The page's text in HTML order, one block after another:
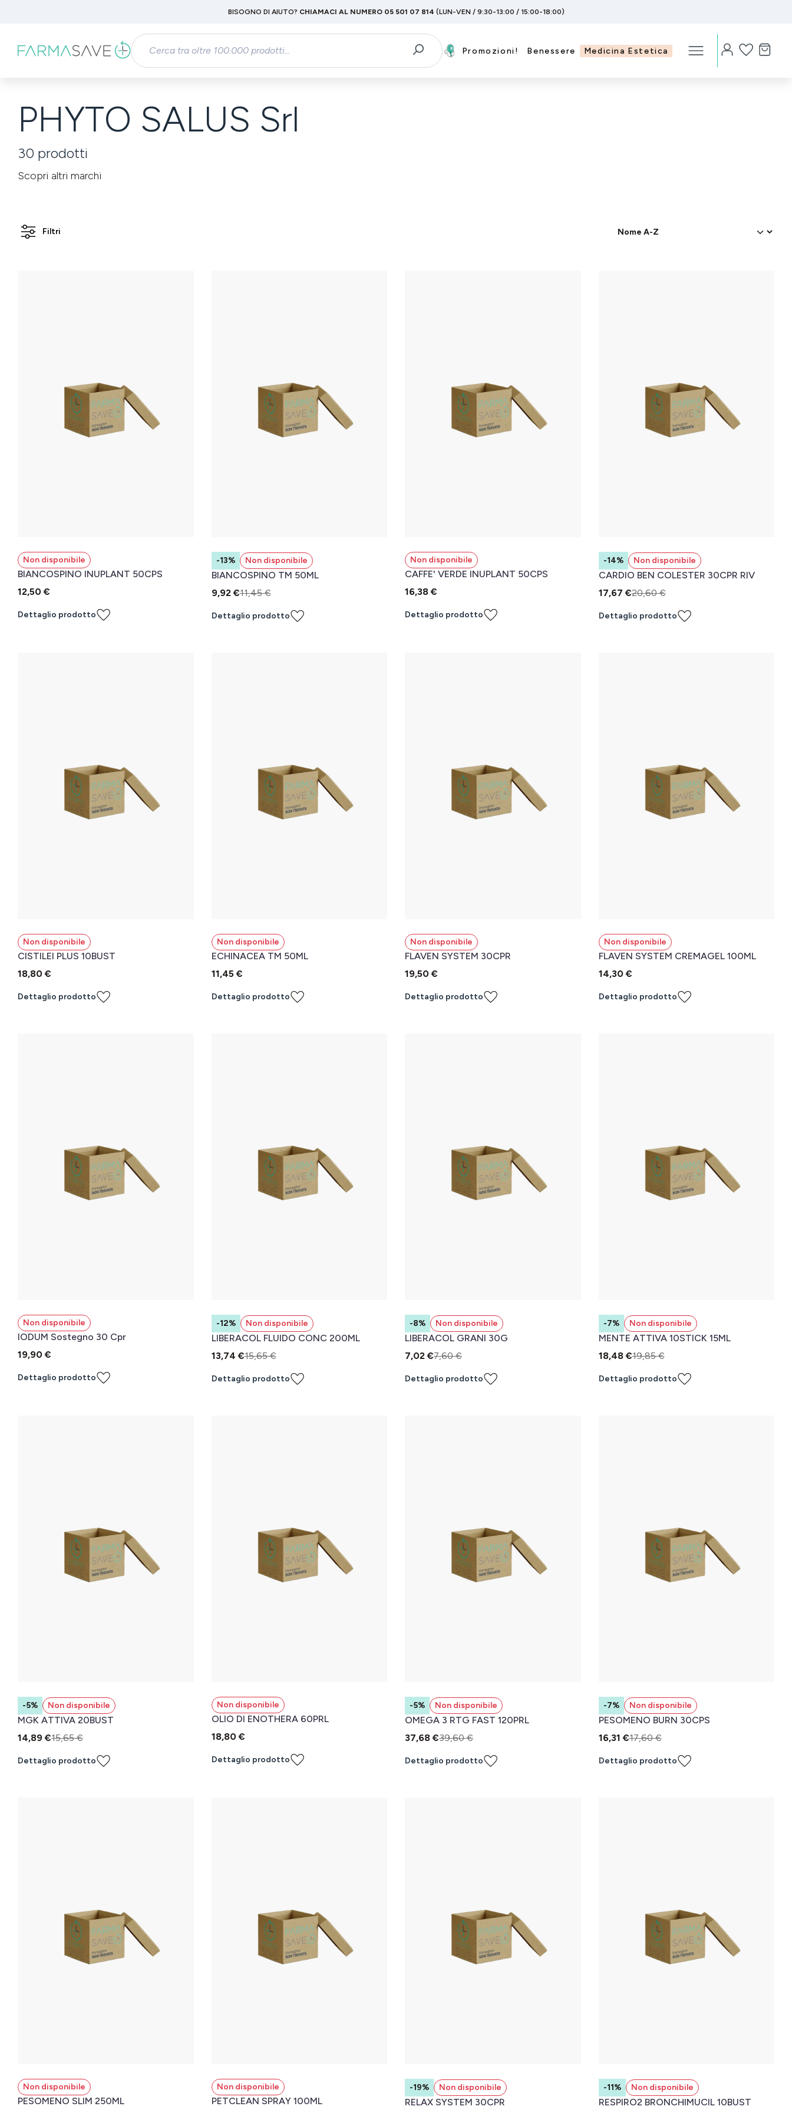
Passa alla navigazione principale
BISOGNO DI AIUTO? CHIAMACI AL NUMERO 05 501 07 814 (LUN-VEN / 9:30-13:00 / 15:00-18:00)
Promozioni! Benessere Medicina Estetica
PHYTO SALUS Srl
30 prodotti
Scopri altri marchi
Filtri
Non disponibile
BIANCOSPINO INUPLANT 50CPS
12,50 €
Dettaglio prodotto
-13% Non disponibile
BIANCOSPINO TM 50ML
9,92 €11,45 €
Dettaglio prodotto
Non disponibile
CAFFE' VERDE INUPLANT 50CPS
16,38 €
Dettaglio prodotto
-14% Non disponibile
CARDIO BEN COLESTER 30CPR RIV
17,67 €20,60 €
Dettaglio prodotto
Non disponibile
CISTILEI PLUS 10BUST
18,80 €
Dettaglio prodotto
Non disponibile
ECHINACEA TM 50ML
11,45 €
Dettaglio prodotto
Non disponibile
FLAVEN SYSTEM 30CPR
19,50 €
Dettaglio prodotto
Non disponibile
FLAVEN SYSTEM CREMAGEL 100ML
14,30 €
Dettaglio prodotto
Non disponibile
IODUM Sostegno 30 Cpr
19,90 €
Dettaglio prodotto
-12% Non disponibile
LIBERACOL FLUIDO CONC 200ML
13,74 €15,65 €
Dettaglio prodotto
-8% Non disponibile
LIBERACOL GRANI 30G
7,02 €7,60 €
Dettaglio prodotto
-7% Non disponibile
MENTE ATTIVA 10STICK 15ML
18,48 €19,85 €
Dettaglio prodotto
-5% Non disponibile
MGK ATTIVA 20BUST
14,89 €15,65 €
Dettaglio prodotto
Non disponibile
OLIO DI ENOTHERA 60PRL
18,80 €
Dettaglio prodotto
-5% Non disponibile
OMEGA 3 RTG FAST 120PRL
37,68 €39,60 €
Dettaglio prodotto
-7% Non disponibile
PESOMENO BURN 30CPS
16,31 €17,60 €
Dettaglio prodotto
Non disponibile
PESOMENO SLIM 250ML
Non disponibile
PETCLEAN SPRAY 100ML
-19% Non disponibile
RELAX SYSTEM 30CPR
-11% Non disponibile
RESPIRO2 BRONCHIMUCIL 10BUST